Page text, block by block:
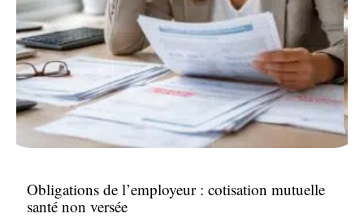
Obligations de l’employeur : cotisation mutuelle
santé non versée